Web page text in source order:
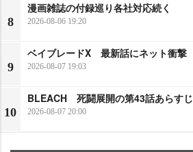
8
漫画雑誌の付録巡り各社対応続く
2026-08-06 19:20
9
ベイブレードX 最新話にネット衝撃
2026-08-07 19:03
10
BLEACH 死闘展開の第43話あらすじ
2026-08-07 20:00